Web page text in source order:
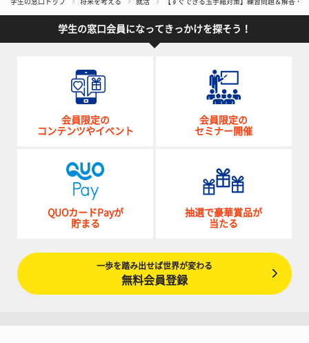
学生の窓口トップ 将来を考える 就活 【すぐできる玉手箱対策】練習問題＆解答・
学生の窓口会員になってきっかけを探そう！
会員限定の
コンテンツやイベント
会員限定の
セミナー開催
QUOカードPayが
貯まる
抽選で豪華賞品が
当たる
一歩を踏み出せば世界が変わる
無料会員登録